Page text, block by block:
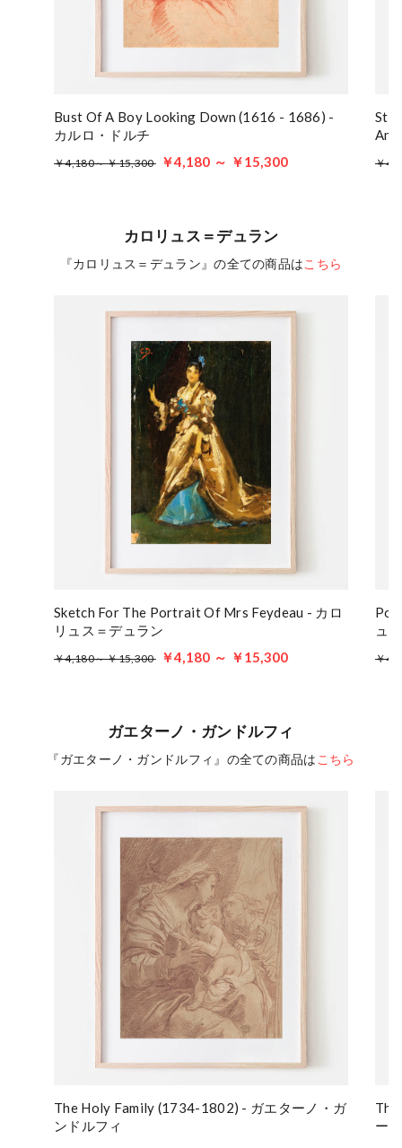
Bust Of A Boy Looking Down (1616 - 1686) -
カルロ・ドルチ
￥4,180～ ￥15,300 ￥4,180 ～ ￥15,300 ￥
カロリュス＝デュラン
『カロリュス＝デュラン』の全ての商品はこちら
Sketch For The Portrait Of Mrs Feydeau - カロ
リュス＝デュラン
￥4,180～ ￥15,300 ￥4,180 ～ ￥15,300
ュ
￥
ガエターノ・ガンドルフィ
『ガエターノ・ガンドルフィ』の全ての商品は こちら
The Holy Family (1734-1802) - ガエターノ・ガ
ンドルフィ
ー